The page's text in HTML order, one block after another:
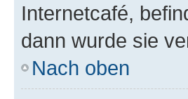
Internetcafé,
dann wurde sie
Nach oben